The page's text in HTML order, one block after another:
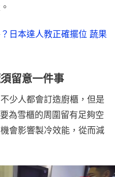
日本達人教正確擺位 蔬果
留意一件事
少人都會訂造廚櫃，但是
為雪櫃的周圍留有足夠空
會影響製冷效能，從而減